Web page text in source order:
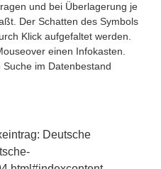
und bei Überlagerung je
Der Schatten des Symbols
Klick aufgefaltet werden.
einen Infokasten.
im Datenbestand
Deutsche